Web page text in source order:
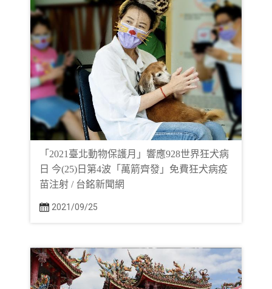
「2021臺北動物保護月」響應928世界狂犬病
日 今(25)日第4波「萬箭齊發」免費狂犬病疫
苗注射 / 台銘新聞網
2021/09/25